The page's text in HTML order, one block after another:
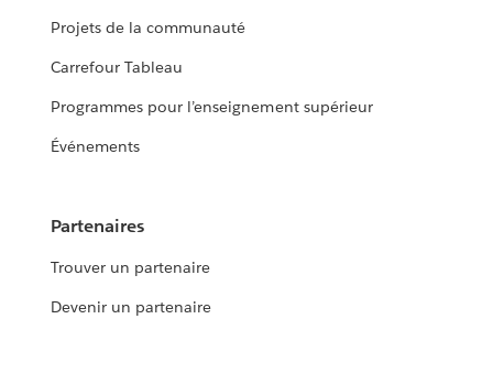
Projets de la communauté
Carrefour Tableau
Programmes pour l’enseignement supérieur
Événements
Partenaires
Trouver un partenaire
Devenir un partenaire